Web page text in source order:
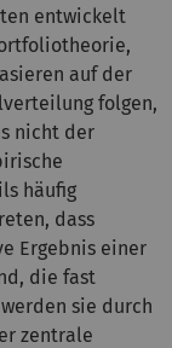
entwickelt
auf der
folgen,
nicht der
häufig
dass
Ergebnis einer
die fast
sie durch
zentrale